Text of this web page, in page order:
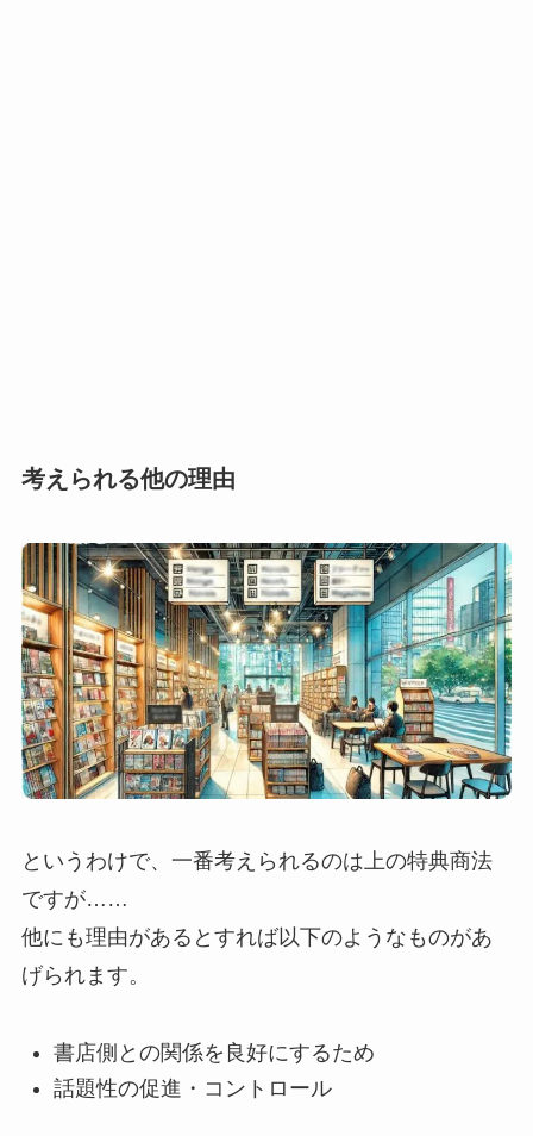
考えられる他の理由
というわけで、一番考えられるのは上の特典商法
ですが……
他にも理由があるとすれば以下のようなものがあ
げられます。
書店側との関係を良好にするため
話題性の促進・コントロール